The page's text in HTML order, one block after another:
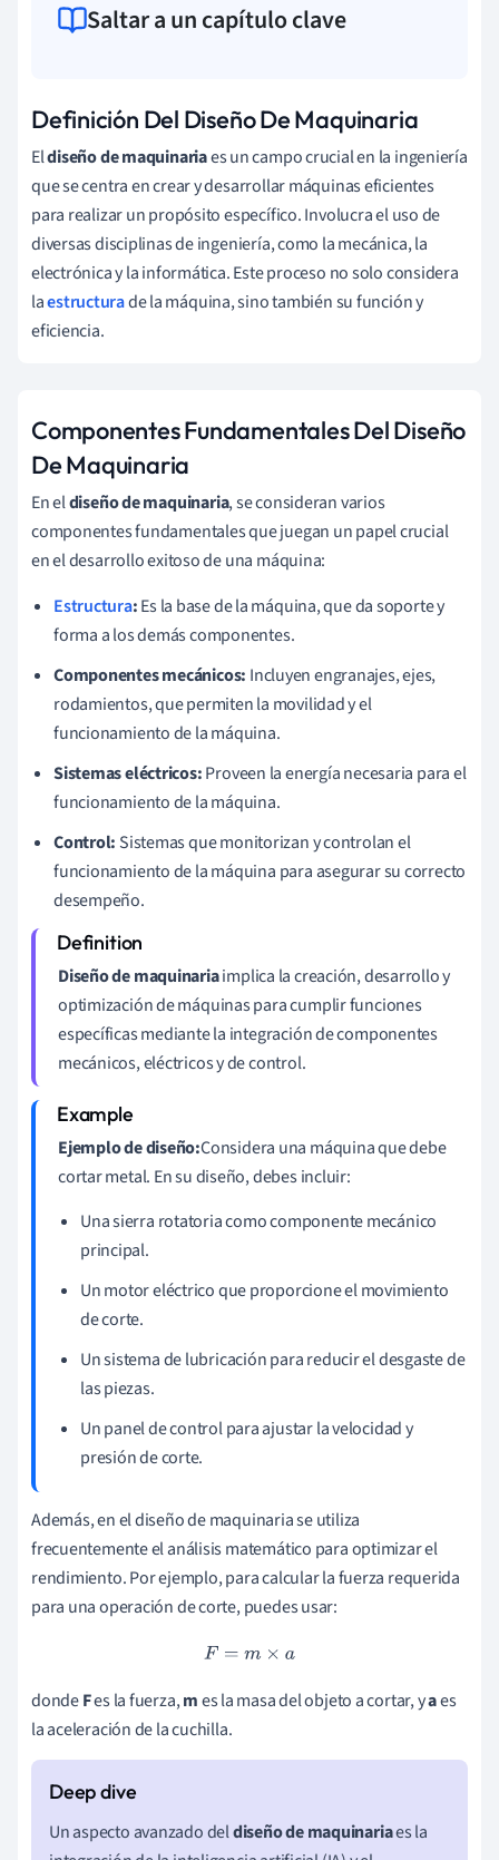
Saltar a un capítulo clave
Definición Del Diseño De Maquinaria
Eldiseño de maquinariaes un campo crucial en la ingeniería
que se centra en crear y desarrollar máquinas eficientes
para realizar un propósito específico. Involucra el uso de
diversas disciplinas de ingeniería, como la mecánica, la
electrónica y la informática. Este proceso no solo considera
laestructurade la máquina, sino también su función y
eficiencia.
Componentes Fundamentales Del Diseño
De Maquinaria
En eldiseño de maquinaria, se consideran varios
componentes fundamentales que juegan un papel crucial
en el desarrollo exitoso de una máquina:
Estructura:Es la base de la máquina, que da soporte y
forma a los demás componentes.
Componentes mecánicos: Incluyen engranajes, ejes,
rodamientos, que permiten la movilidad y el
funcionamiento de la máquina.
Sistemas eléctricos:Proveen la energía necesaria para el
funcionamiento de la máquina.
Control: Sistemas que monitorizan y controlan el
funcionamiento de la máquina para asegurar su correcto
desempeño.
Diseño de maquinariaimplica la creación, desarrollo y
optimización de máquinas para cumplir funciones
específicas mediante la integración de componentes
mecánicos, eléctricos y de control.
Ejemplo de diseño:Considera una máquina que debe
cortar metal. En su diseño, debes incluir:
Una sierra rotatoria como componente mecánico
principal.
Un motor eléctrico que proporcione el movimiento
de corte.
Un sistema de lubricación para reducir el desgaste de
las piezas.
Un panel de control para ajustar la velocidad y
presión de corte.
Además, en el diseño de maquinaria se utiliza
frecuentemente el análisis matemático para optimizar el
rendimiento. Por ejemplo, para calcular la fuerza requerida
para una operación de corte, puedes usar:
F= m× a
dondeFes la fuerza,mes la masa del objeto a cortar, yaes
la aceleración de la cuchilla.
Un aspecto avanzado deldiseño de maquinariaes la